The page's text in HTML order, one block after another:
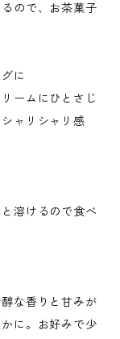
ので、お茶菓子
に
ームにひとさじ
ャリシャリ感
溶けるので食べ
な香りと甘みが
に。お好みで少